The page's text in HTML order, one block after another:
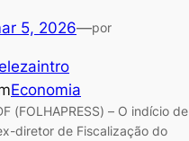
5, 2026—por
Economia
(FOLHAPRESS) – O indício de
diretor de Fiscalização do